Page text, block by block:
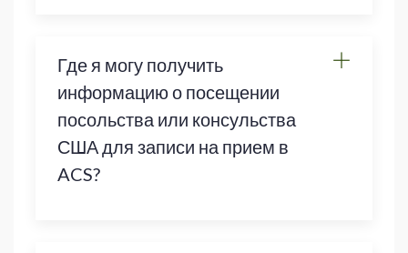
Где я могу получить
информацию о посещении
посольства или консульства
США для записи на прием в
ACS?